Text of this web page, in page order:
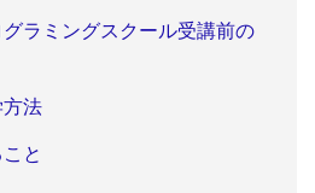
ラミングスクール受講前の
方法
と